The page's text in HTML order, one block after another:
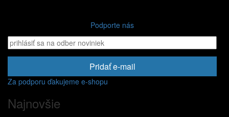
Podporte nás
Pridať e-mail
Za podporu ďakujeme e-shopu
Najnovšie